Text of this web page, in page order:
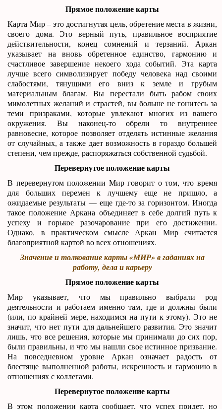
Прямое положение карты
Карта Мир – это достигнутая цель, обретение места в жизни,
своего дома. Это верный путь, правильное восприятие
действительности, конец сомнений и терзаний. Аркан
указывает на вновь обретенное единство, гармонию и
счастливое завершение некоего хода событий. Эта карта
лучше всего символизирует победу человека над своими
слабостями, тянущими его вниз к земле и грубым
материальным благам. Вы перестали быть рабом своих
мимолетных желаний и страстей, вы больше не гонитесь за
теми призраками, которые увлекают многих из вашего
окружения. Вы наконец-то обрели то внутреннее
равновесие, которое позволяет отделять истинные желания
от случайных, а также дает возможность в гораздо большей
степени, чем прежде, распоряжаться собственной судьбой.
Перевернутое положение карты
В перевернутом положении Мир говорит о том, что время
для больших перемен к лучшему еще не пришло, а
ожидаемые результаты — еще где-то за горизонтом. Иногда
такое положение Аркана объединяет в себе долгий путь к
успеху и горькое разочарование при его достижении.
Однако, в практическом смысле Аркан Мир считается
благоприятной картой во всех отношениях.
Значение и толкование карты «МИР» в гаданиях на
работу, дела и карьеру
Прямое положение карты
Мир указывает, что мы правильно выбрали род
деятельности и работаем именно там, где и должны были
(или, по крайней мере, находимся на пути к этому). Это не
значит, что нет пути для дальнейшего развития. Это значит
лишь, что все решения, которые мы принимали до сих пор,
были правильны, и что мы нашли свое истинное призвание.
На повседневном уровне Аркан означает радость от
блестяще выполненной работы, искренность и гармонию в
отношениях с коллегами.
Перевернутое положение карты
В этом положении карта сообщает, что успех придет, но